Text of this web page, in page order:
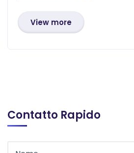
View more
Contatto Rapido